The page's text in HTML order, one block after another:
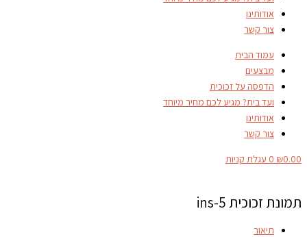
אודותינו
צור קשר
עמוד הבית
מבצעים
הדפסה על זכוכית
ועד בית? מגיע לכם מחיר מיוחד
אודותינו
צור קשר
₪0.00
0 עגלת קניות
תמונת זכוכית ins-5
תיאור